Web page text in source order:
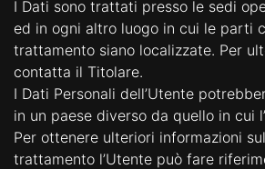
I Dati sono trattati presso le sedi
ed in ogni altro luogo in cui le parti
trattamento siano localizzate. Per
contatta il Titolare.
I Dati Personali dell’Utente
in un paese diverso da quello in cui
Per ottenere ulteriori informazioni
trattamento l’Utente può fare